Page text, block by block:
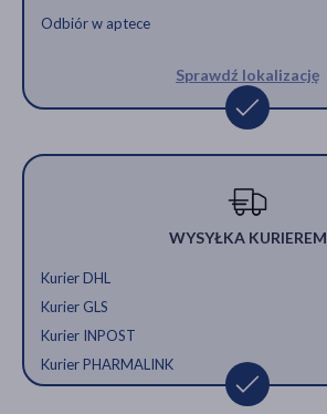
Odbiór w aptece
Sprawdź lokalizację
WYSYŁKA KURIEREM
Kurier DHL
Kurier GLS
Kurier INPOST
Kurier PHARMALINK